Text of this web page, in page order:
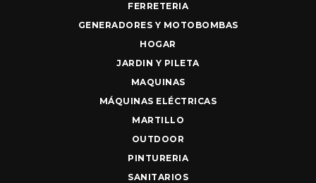
FERRETERIA
GENERADORES Y MOTOBOMBAS
HOGAR
JARDIN Y PILETA
MAQUINAS
MÁQUINAS ELÉCTRICAS
MARTILLO
OUTDOOR
PINTURERIA
SANITARIOS